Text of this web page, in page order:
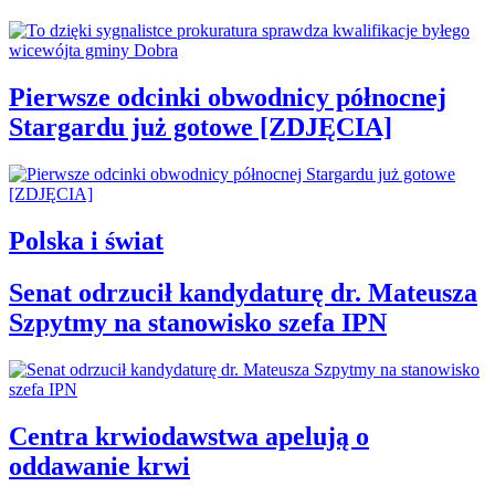
Pierwsze odcinki obwodnicy północnej
Stargardu już gotowe [ZDJĘCIA]
Polska i świat
Senat odrzucił kandydaturę dr. Mateusza
Szpytmy na stanowisko szefa IPN
Centra krwiodawstwa apelują o
oddawanie krwi